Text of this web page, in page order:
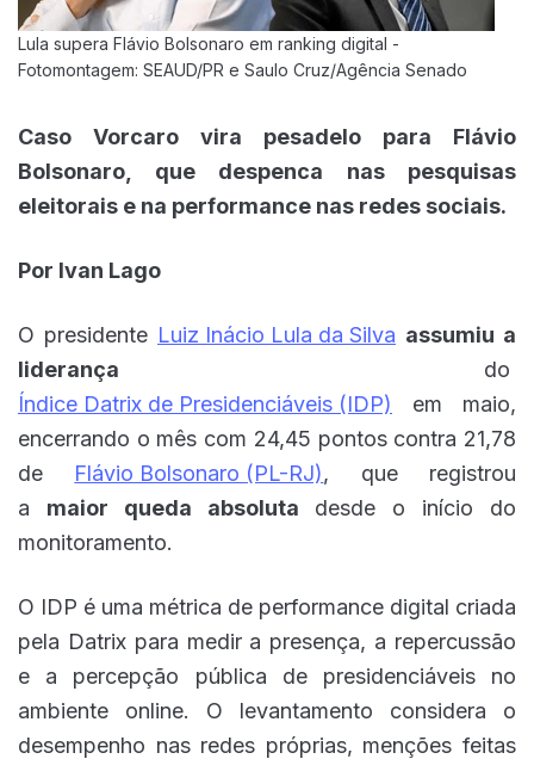
Lula supera Flávio Bolsonaro em ranking digital -
Fotomontagem: SEAUD/PR e Saulo Cruz/Agência Senado
Caso Vorcaro vira pesadelo para Flávio
Bolsonaro, que despenca nas pesquisas
eleitorais e na performance nas redes sociais.
Por Ivan Lago
O presidente Luiz Inácio Lula da Silva assumiu a
liderança do
Índice Datrix de Presidenciáveis (IDP) em maio,
encerrando o mês com 24,45 pontos contra 21,78
de Flávio Bolsonaro (PL-RJ), que registrou
a maior queda absoluta desde o início do
monitoramento.
O IDP é uma métrica de performance digital criada
pela Datrix para medir a presença, a repercussão
e a percepção pública de presidenciáveis no
ambiente online. O levantamento considera o
desempenho nas redes próprias, menções feitas